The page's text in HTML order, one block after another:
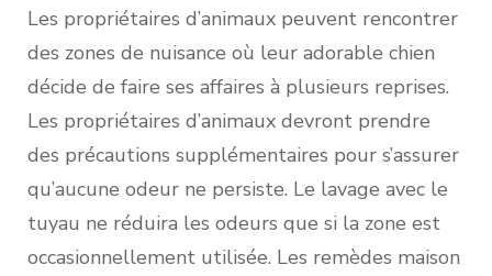
Les propriétaires d’animaux peuvent rencontrer
des zones de nuisance où leur adorable chien
décide de faire ses affaires à plusieurs reprises.
Les propriétaires d’animaux devront prendre
des précautions supplémentaires pour s’assurer
qu’aucune odeur ne persiste. Le lavage avec le
tuyau ne réduira les odeurs que si la zone est
occasionnellement utilisée. Les remèdes maison